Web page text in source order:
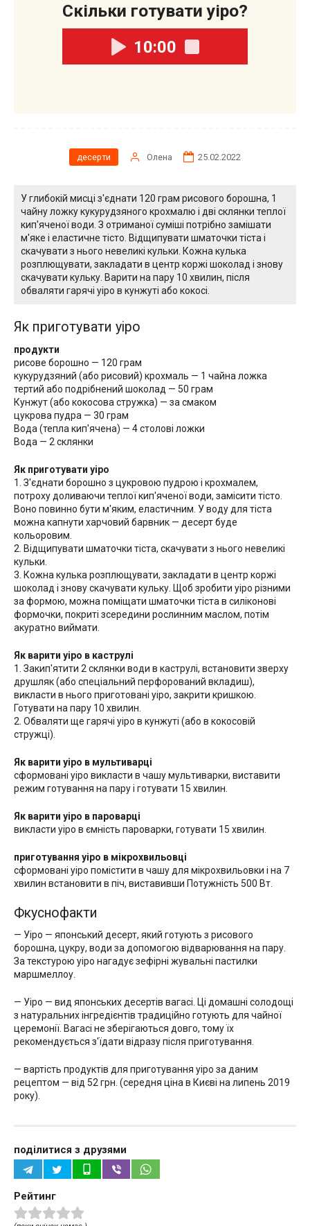
скільки готувати уіро?
10:00
десерти Олена 25.02.2022
У глибокій мисці з'єднати 120 грам рисового борошна, 1
чайну ложку кукурудзяного крохмалю і дві склянки теплої
кип'яченої води. З отриманої суміші потрібно замішати
м'яке і еластичне тісто. Відщипувати шматочки тіста і
скачувати з нього невеликі кульки. Кожна кулька
розплющувати, закладати в центр коржі шоколад і знову
скачувати кульку. Варити на пару 10 хвилин, після
обваляти гарячі уіро в кунжуті або кокосі.
Як приготувати уіро
продукти
рисове борошно — 120 грам
кукурудзяний (або рисовий) крохмаль — 1 чайна ложка
тертий або подрібнений шоколад — 50 грам
Кунжут (або кокосова стружка) — за смаком
цукрова пудра — 30 грам
Вода (тепла кип'ячена) — 4 столові ложки
Вода — 2 склянки
Як приготувати уіро
1. З'єднати борошно з цукровою пудрою і крохмалем,
потроху доливаючи теплої кип'яченої води, замісити тісто.
Воно повинно бути м'яким, еластичним. У воду для тіста
можна капнути харчовий барвник — десерт буде
кольоровим.
2. Відщипувати шматочки тіста, скачувати з нього невеликі
кульки.
3. Кожна кулька розплющувати, закладати в центр коржі
шоколад і знову скачувати кульку. Щоб зробити уіро різними
за формою, можна поміщати шматочки тіста в силіконові
формочки, покриті зсередини рослинним маслом, потім
акуратно виймати.
Як варити уіро в каструлі
1. Закип'ятити 2 склянки води в каструлі, встановити зверху
друшляк (або спеціальний перфорований вкладиш),
викласти в нього приготовані уіро, закрити кришкою.
Готувати на пару 10 хвилин.
2. Обваляти ще гарячі уіро в кунжуті (або в кокосовій
стружці).
Як варити уіро в мультиварці
сформовані уіро викласти в чашу мультиварки, виставити
режим готування на пару і готувати 15 хвилин.
Як варити уіро в пароварці
викласти уіро в ємність пароварки, готувати 15 хвилин.
приготування уіро в мікрохвильовці
сформовані уіро помістити в чашу для мікрохвильовки і на 7
хвилин встановити в піч, виставивши Потужність 500 Вт.
Фкуснофакти
— Уіро — японський десерт, який готують з рисового
борошна, цукру, води за допомогою відварювання на пару.
За текстурою уіро нагадує зефірні жувальні пастилки
маршмеллоу.
— Уіро — вид японських десертів вагасі. Ці домашні солодощі
з натуральних інгредієнтів традиційно готують для чайної
церемонії. Вагасі не зберігаються довго, тому їх
рекомендується з'їдати відразу після приготування.
— вартість продуктів для приготування уіро за даним
рецептом — від 52 грн. (середня ціна в Києві на липень 2019
року).
поділитися з друзями
Рейтинг